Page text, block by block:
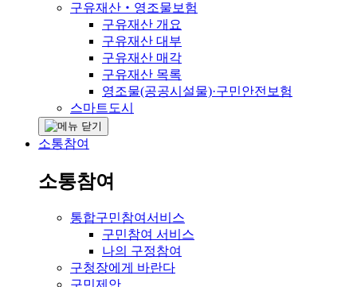
구유재산‧영조물보험
구유재산 개요
구유재산 대부
구유재산 매각
구유재산 목록
영조물(공공시설물)·구민안전보험
스마트도시
소통참여
소통참여
통합구민참여서비스
구민참여 서비스
나의 구정참여
구청장에게 바란다